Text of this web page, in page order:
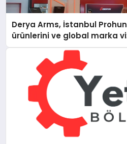
Derya Arms, İstanbul
ürünlerini ve global marka